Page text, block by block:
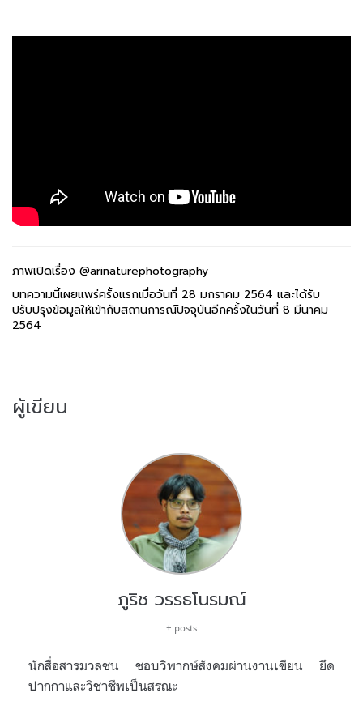
ภาพเปิดเรื่อง @arinaturephotography
บทความนี้เผยแพร่ครั้งแรกเมื่อวันที่ 28 มกราคม 2564 และได้รับ
ปรับปรุงข้อมูลให้เข้ากับสถานการณ์ปัจจุบันอีกครั้งในวันที่ 8 มีนาคม
2564
ผู้เขียน
ภูริช วรรธโนรมณ์
+ posts
นักสื่อสารมวลชน ชอบวิพากษ์สังคมผ่านงานเขียน ยึด
ปากกาและวิชาชีพเป็นสรณะ